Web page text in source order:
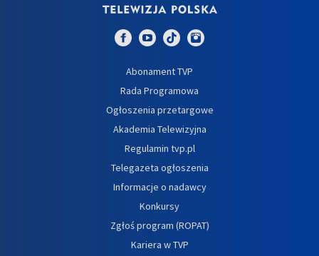
Abonament TVP
Rada Programowa
Ogłoszenia przetargowe
Akademia Telewizyjna
Regulamin tvp.pl
Telegazeta ogłoszenia
Informacje o nadawcy
Konkursy
Zgłoś program (ROPAT)
Kariera w TVP